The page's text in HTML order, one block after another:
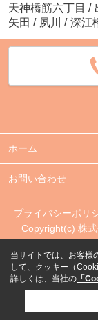
天神橋筋六丁目 /
矢田 / 夙川 / 深江
ホーム
お問い合わせ
プライバシーポリ
Copyright(c) 株
当サイトでは、お客様
して、クッキー（
詳しくは、当社の 「